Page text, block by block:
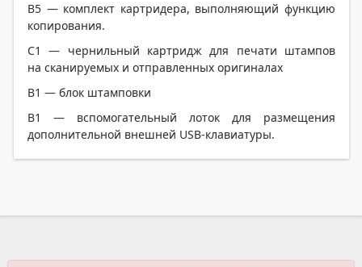
B5 — комплект картридера, выполняющий функцию
копирования.
C1 — чернильный картридж для печати штампов
на сканируемых и отправленных оригиналах
В1 — блок штамповки
B1 — вспомогательный лоток для размещения
дополнительной внешней USB-клавиатуры.